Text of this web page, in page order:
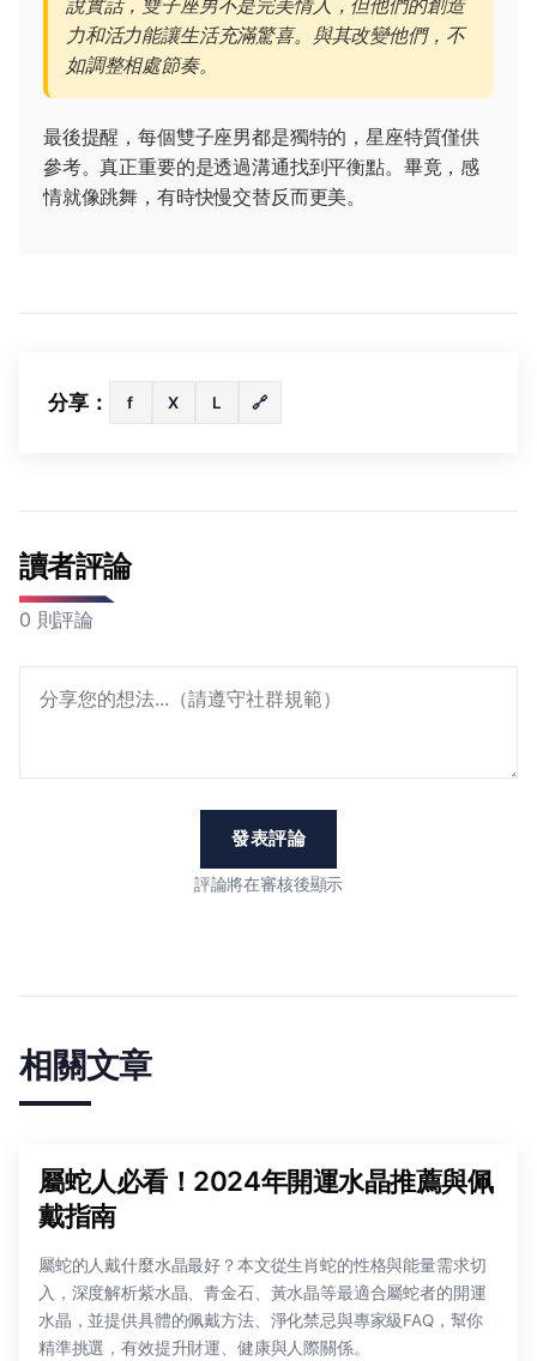
說實話，雙子座男不是完美情人，但他們的創造
力和活力能讓生活充滿驚喜。與其改變他們，不
如調整相處節奏。
最後提醒，每個雙子座男都是獨特的，星座特質僅供
參考。真正重要的是透過溝通找到平衡點。畢竟，感
情就像跳舞，有時快慢交替反而更美。
分享： f X L 🔗
讀者評論
0 則評論
發表評論
評論將在審核後顯示
相關文章
屬蛇人必看！2024年開運水晶推薦與佩
戴指南
屬蛇的人戴什麼水晶最好？本文從生肖蛇的性格與能量需求切
入，深度解析紫水晶、青金石、黃水晶等最適合屬蛇者的開運
水晶，並提供具體的佩戴方法、淨化禁忌與專家級FAQ，幫你
精準挑選，有效提升財運、健康與人際關係。